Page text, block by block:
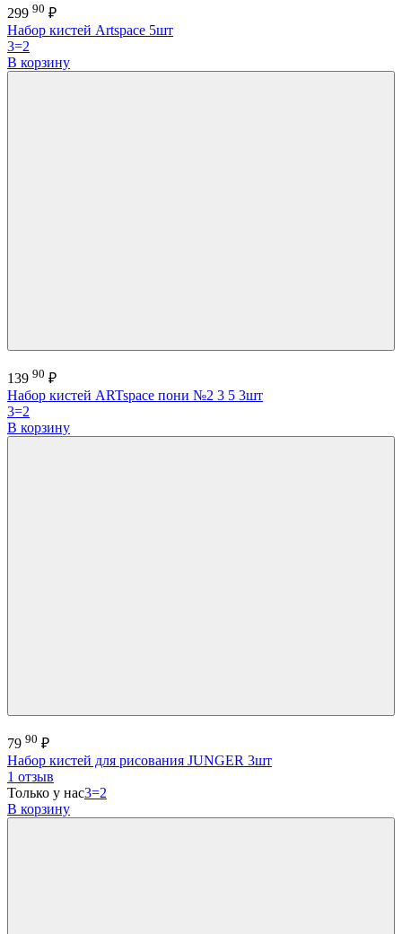
299 90 ₽
Набор кистей Artspace 5шт
3=2
В корзину
139 90 ₽
Набор кистей ARTspace пони №2 3 5 3шт
3=2
В корзину
79 90 ₽
Набор кистей для рисования JUNGER 3шт
1 отзыв
Только у нас3=2
В корзину